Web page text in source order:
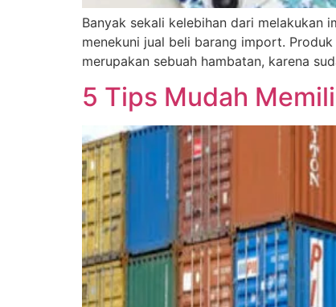
Banyak sekali kelebihan dari
menekuni jual beli barang import.
merupakan sebuah hambatan, karena
5 Tips Mudah